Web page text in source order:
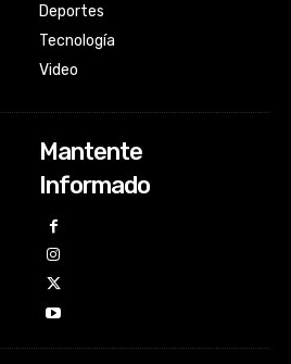
Deportes
Tecnología
Video
Mantente
Informado